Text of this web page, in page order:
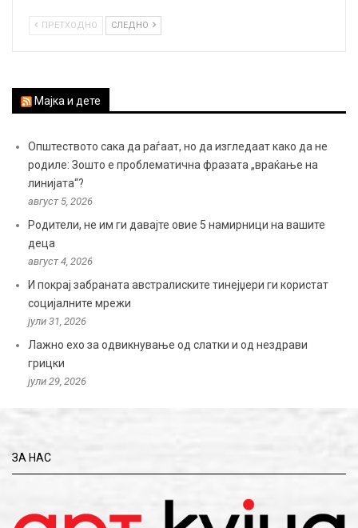
ПРЕТХОДНО СЛЕДНО
Мајка и дете
Општеството сака да раѓаат, но да изгледаат како да не
родиле: Зошто е проблематична фразата „враќање на
линијата“?
август 5, 2026
Родители, не им ги давајте овие 5 намирници на вашите
деца
август 4, 2026
И покрај забраната австралиските тинејџери ги користат
социјалните мрежи
јули 31, 2026
Лажно ехо за одвикнување од слатки и од нездрави
грицки
јули 29, 2026
ЗА НАС